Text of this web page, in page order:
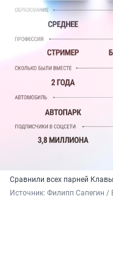
Сравнили всех парней
Источник: Филипп Сапегин /